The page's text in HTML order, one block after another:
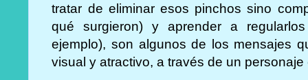
tratar de eliminar esos pinchos sino
qué surgieron) y aprender a
ejemplo), son algunos de los mensajes
visual y atractivo, a través de un